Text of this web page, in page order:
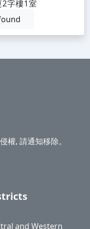
字樓1室
權, 請通知移除。
and Western